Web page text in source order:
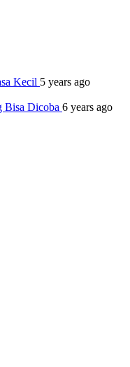
Kecil 5 years ago
Bisa Dicoba 6 years ago